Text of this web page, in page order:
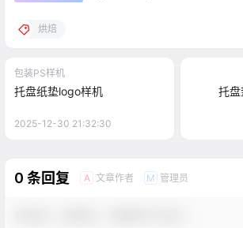
烘焙
包装PS样机
托盘纸垫logo样机
2025-12-30 21:32:30
托
0 条回复 A 文章作者 M 管理员